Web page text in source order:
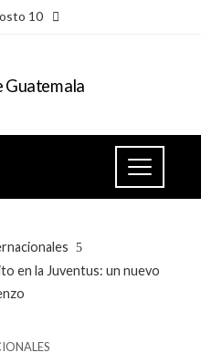
10
en la Juventus: un nuevo